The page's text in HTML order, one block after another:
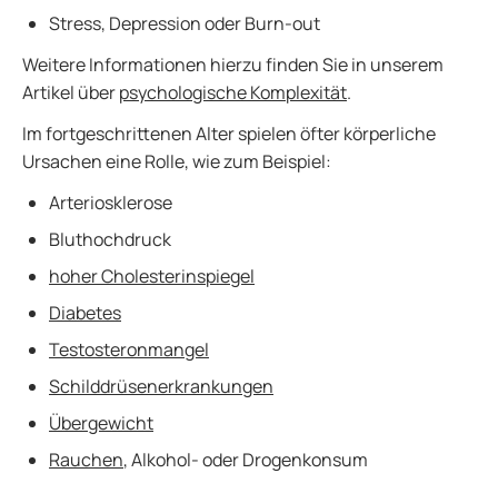
Stress, Depression oder Burn-out
Weitere Informationen hierzu finden Sie in unserem
Artikel überpsychologische Komplexität.
Im fortgeschrittenen Alter spielen öfter körperliche
Ursachen eine Rolle, wie zum Beispiel:
Arteriosklerose
Bluthochdruck
hoher Cholesterinspiegel
Diabetes
Testosteronmangel
Schilddrüsenerkrankungen
Übergewicht
Rauchen, Alkohol- oder Drogenkonsum